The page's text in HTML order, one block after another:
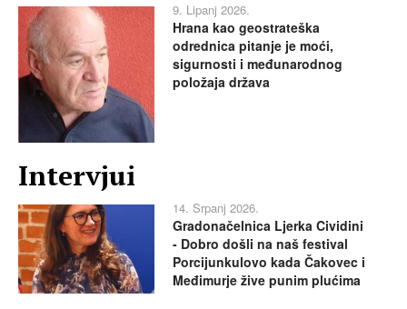
9. Lipanj 2026.
Hrana kao geostrateška
odrednica pitanje je moći,
sigurnosti i međunarodnog
položaja država
Intervjui
14. Srpanj 2026.
Gradonačelnica Ljerka Cividini
- Dobro došli na naš festival
Porcijunkulovo kada Čakovec i
Međimurje žive punim plućima